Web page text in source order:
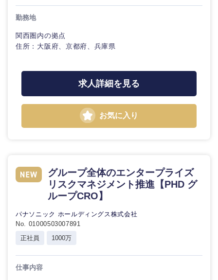
管
理
SCM
ィング
クリエイ
ティブ
タント
専門職
技術職
（IT）、
経営企画
政策渉外
マーケティング
サービス
専門職
技術職（IT）、Webサービス・制作、ゲーム
技術職（モノづくり）
メディカル
素材・化学・金属
メディカル・ヘルスケア・ライフサイエンス
倉庫・運輸・物流
小売・通販・外食
福島県
フリーワード
こだわり条件を入力ください
急募 第二新卒
外資系企業 英語を活かす
転勤なし
フルリモート
完全週休2日制 社宅・家賃補助有
勤務地
関西圏内の拠点
住所：大阪府、京都府、兵庫県
求人詳細を見る
お気に入り
グループ全体のエンタープライズ
リスクマネジメント推進【PHD グ
ループCRO】
パナソニック ホールディングス株式会社
No. 01000503007891
正社員
1000万
仕事内容